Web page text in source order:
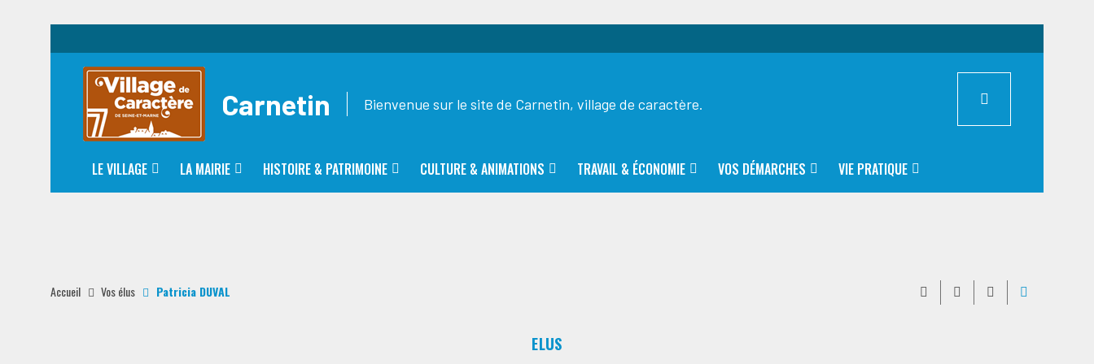
Bienvenue sur le site de Carnetin, village de caractère.
Carnetin
LE VILLAGE LA MAIRIE HISTOIRE & PATRIMOINE CULTURE & ANIMATIONS TRAVAIL & ÉCONOMIE VOS DÉMARCHES VIE PRATIQUE
Accueil Vos élus Patricia DUVAL
ELUS